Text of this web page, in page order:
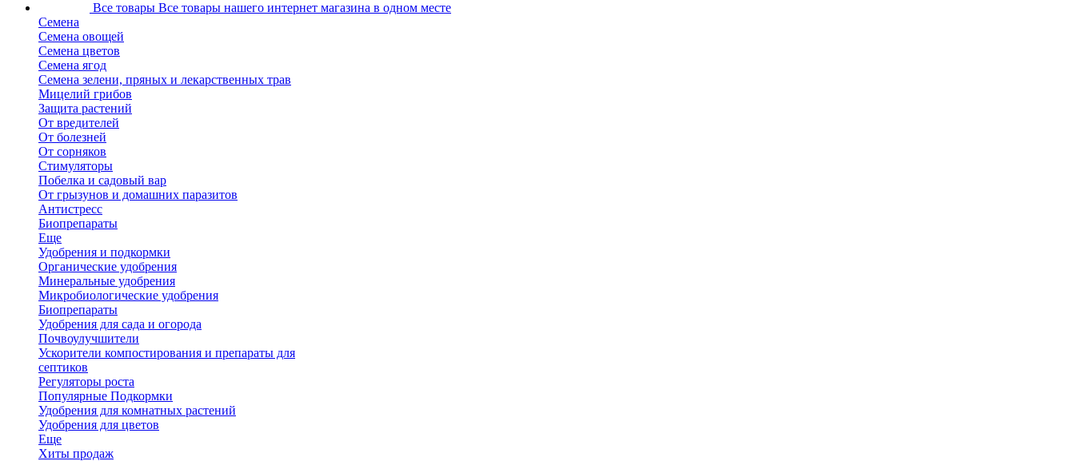
Все товары Все товары нашего интернет магазина в одном месте
Семена
Семена овощей
Семена цветов
Семена ягод
Семена зелени, пряных и лекарственных трав
Мицелий грибов
Защита растений
От вредителей
От болезней
От сорняков
Стимуляторы
Побелка и садовый вар
От грызунов и домашних паразитов
Антистресс
Биопрепараты
Еще
Удобрения и подкормки
Органические удобрения
Минеральные удобрения
Микробиологические удобрения
Биопрепараты
Удобрения для сада и огорода
Почвоулучшители
Ускорители компостирования и препараты для
септиков
Регуляторы роста
Популярные Подкормки
Удобрения для комнатных растений
Удобрения для цветов
Еще
Хиты продаж